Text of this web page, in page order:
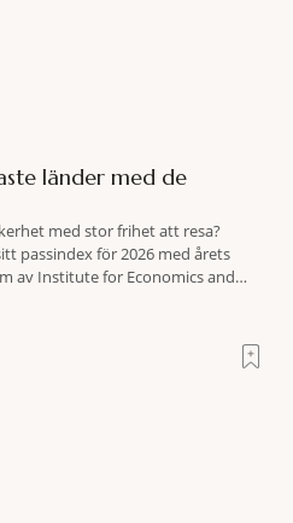
länder med de
med stor frihet att resa?
passindex för 2026 med årets
av Institute for Economics and